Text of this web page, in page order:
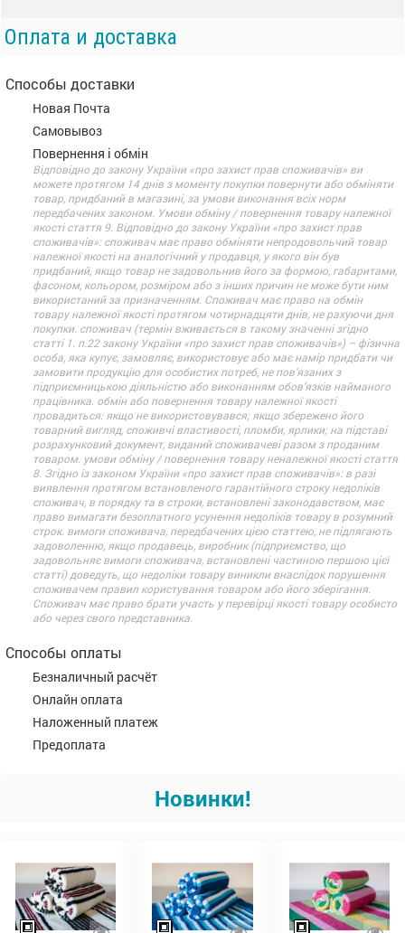
Оплата и доставка
Способы доставки
Новая Почта
Самовывоз
Повернення і обмін
Відповідно до закону України «про захист прав споживачів» ви
можете протягом 14 днів з моменту покупки повернути або обміняти
товар, придбаний в магазині, за умови виконання всіх норм
передбачених законом. Умови обміну / повернення товару належної
якості стаття 9. Відповідно до закону України «про захист прав
споживачів»: споживач має право обміняти непродовольчий товар
належної якості на аналогічний у продавця, у якого він був
придбаний, якщо товар не задовольнив його за формою, габаритами,
фасоном, кольором, розміром або з інших причин не може бути ним
використаний за призначенням. Споживач має право на обмін
товару належної якості протягом чотирнадцяти днів, не рахуючи дня
покупки. споживач (термін вживається в такому значенні згідно
статті 1. п.22 закону України «про захист прав споживачів») – фізична
особа, яка купує, замовляє, використовує або має намір придбати чи
замовити продукцію для особистих потреб, не пов’язаних з
підприємницькою діяльністю або виконанням обов’язків найманого
працівника. обмін або повернення товару належної якості
провадиться: якщо не використовувався; якщо збережено його
товарний вигляд, споживчі властивості, пломби, ярлики; на підставі
розрахунковий документ, виданий споживачеві разом з проданим
товаром. умови обміну / повернення товару неналежної якості стаття
8. Згідно із законом України «про захист прав споживачів»: в разі
виявлення протягом встановленого гарантійного строку недоліків
споживач, в порядку та в строки, встановлені законодавством, має
право вимагати безоплатного усунення недоліків товару в розумний
строк. вимоги споживача, передбачених цією статтею, не підлягають
задоволенню, якщо продавець, виробник (підприємство, що
задовольняє вимоги споживача, встановлені частиною першою цієї
статті) доведуть, що недоліки товару виникли внаслідок порушення
споживачем правил користування товаром або його зберігання.
Споживач має право брати участь у перевірці якості товару особисто
або через свого представника.
Способы оплаты
Безналичный расчёт
Онлайн оплата
Наложенный платеж
Предоплата
Новинки!